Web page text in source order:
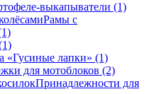
выкапыватели (1)
Рамы с
«Гусиные лапки» (1)
для мотоблоков (2)
Принадлежности для